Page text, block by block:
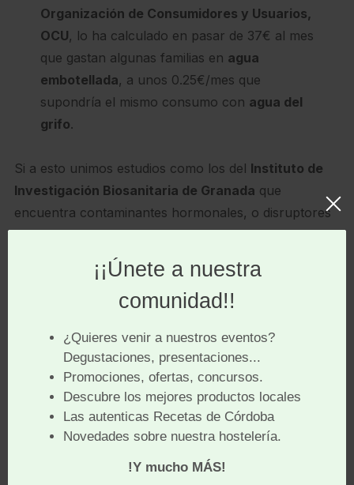
Organización de Consumidores y Usuarios,
OCU, lo ha calculado en pasar de 37€ al mes
que gastan algunas familias en agua
embotellada, a unos 0.25€/mes que
supondría el mismo consumo con agua del
grifo.
Si a esto unimos estudios como los del Instituto de
Investigación Biosanitaria de Granada que
encuentra contaminantes hormonales, o disruptores
endocrinos, en TODAS las botellas de agua
habría que replantearse seriamente un
uso continuado de aguas embotelladas.
repercusiones medioambientales, pues los
plásticosque está generado nuestro mundo
desarrollado está yendo a parar (en cierta medida) al
mar y su vida media de degradación es muy elevada.
En el estudio mencionado de la OCU se calculó en 3
Kg/mes de residuos plásticos por el consumo de agua